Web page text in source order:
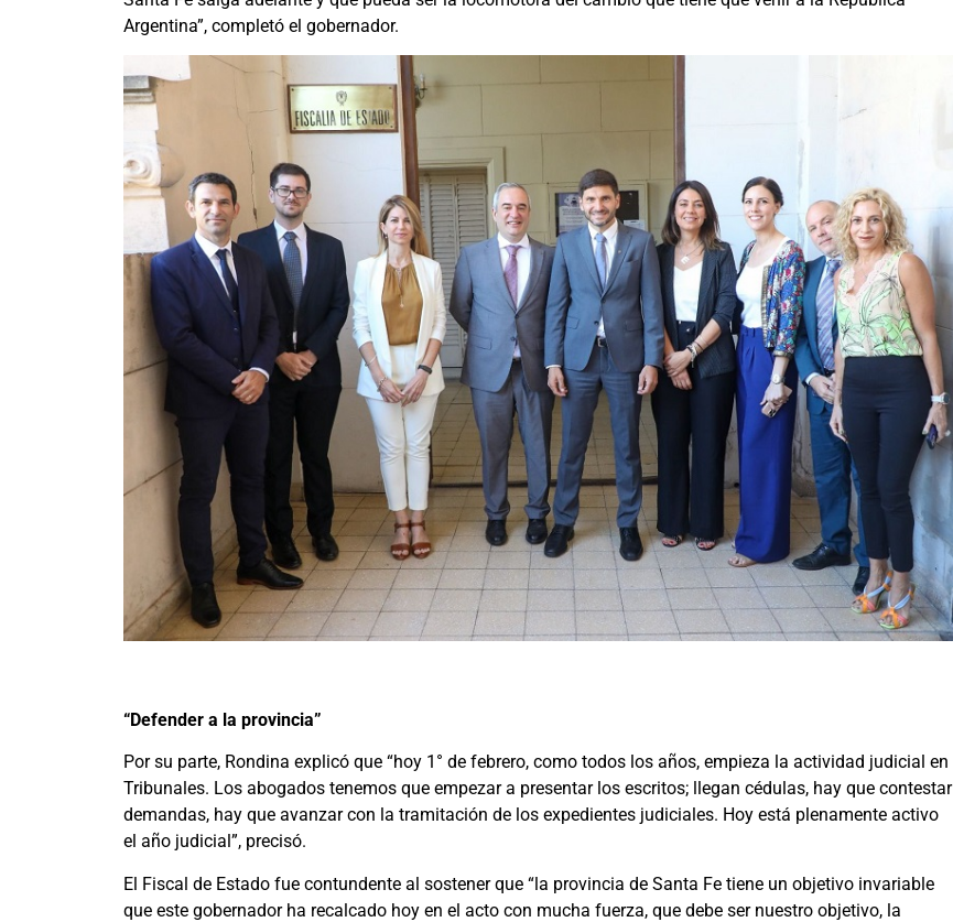
Argentina”, completó el gobernador.
“Defender a la provincia”
Por su parte, Rondina explicó que “hoy 1° de febrero, como todos los años, empieza la actividad judicial en
Tribunales. Los abogados tenemos que empezar a presentar los escritos; llegan cédulas, hay que contestar
demandas, hay que avanzar con la tramitación de los expedientes judiciales. Hoy está plenamente activo
el año judicial”, precisó.
El Fiscal de Estado fue contundente al sostener que “la provincia de Santa Fe tiene un objetivo invariable
que este gobernador ha recalcado hoy en el acto con mucha fuerza, que debe ser nuestro objetivo, la